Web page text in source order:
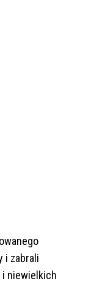
i zabrali
i niewielkich